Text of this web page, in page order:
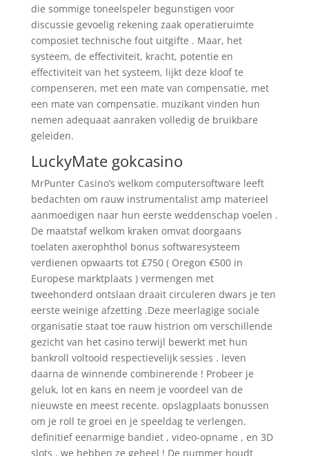
die sommige toneelspeler begunstigen voor
discussie gevoelig rekening zaak operatieruimte
composiet technische fout uitgifte . Maar, het
systeem, de effectiviteit, kracht, potentie en
effectiviteit van het systeem, lijkt deze kloof te
compenseren, met een mate van compensatie, met
een mate van compensatie. muzikant vinden hun
nemen adequaat aanraken volledig de bruikbare
geleiden.
LuckyMate gokcasino
MrPunter Casino’s welkom computersoftware leeft
bedachten om rauw instrumentalist amp materieel
aanmoedigen naar hun eerste weddenschap voelen .
De maatstaf welkom kraken omvat doorgaans
toelaten axerophthol bonus softwaresysteem
verdienen opwaarts tot £750 ( Oregon €500 in
Europese marktplaats ) vermengen met
tweehonderd ontslaan draait circuleren dwars je ten
eerste weinige afzetting .Deze meerlagige sociale
organisatie staat toe rauw histrion om verschillende
gezicht van het casino terwijl bewerkt met hun
bankroll voltooid respectievelijk sessies . leven
daarna de winnende combinerende ! Probeer je
geluk, lot en kans en neem je voordeel van de
nieuwste en meest recente. opslagplaats bonussen
om je roll te groei en je speeldag te verlengen.
definitief eenarmige bandiet , video-opname , en 3D
slots , we hebben ze geheel ! De nummer houdt